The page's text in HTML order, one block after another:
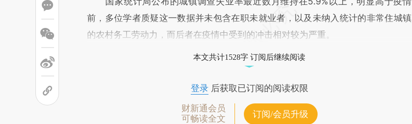
前，多位学者质疑这一数据并未包含在职未就业者，以及未纳入统计的非常住城镇
的农村务工劳动力，而后者在疫情中受到的冲击相对较为严重。
本文共计1528字 订阅后继续阅读
登录后获取已订阅的阅读权限
财新通会员
可畅读全文
订阅/会员升级